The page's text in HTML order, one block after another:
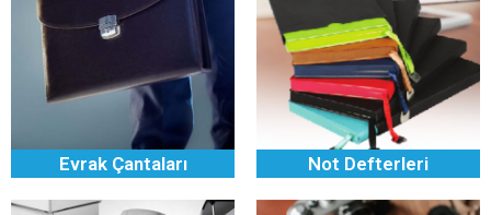
Not Defterleri
Evrak Çantaları